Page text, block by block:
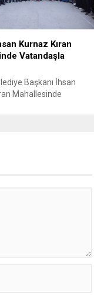
Hazine
bağlı ilgili
Kurnaz Kıran
Vatandaşla
Başkanı İhsan
Mahallesinde
Kıran Mahallesini